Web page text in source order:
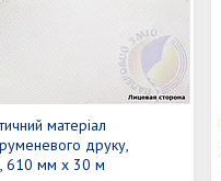
матеріал
друку,
610 мм x 30 м